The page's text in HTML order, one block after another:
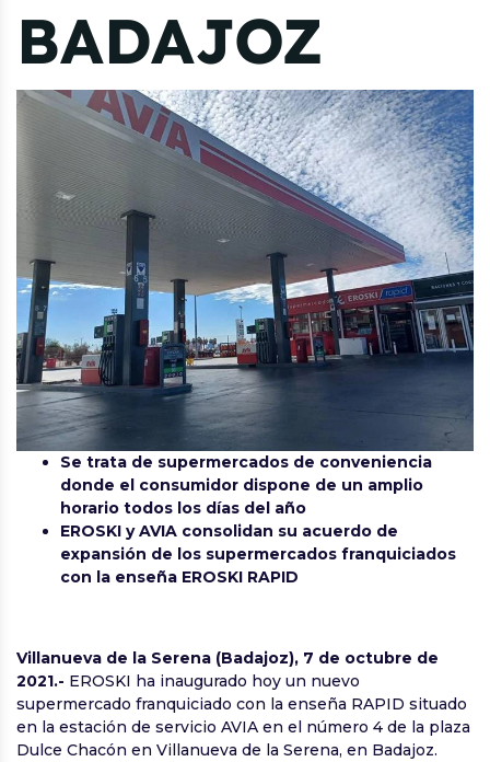
BADAJOZ
Se trata de supermercados de conveniencia
donde el consumidor dispone de un amplio
horario todos los días del año
EROSKI y AVIA consolidan su acuerdo de
expansión de los supermercados franquiciados
con la enseña EROSKI RAPID
Villanueva de la Serena (Badajoz), 7 de octubre de
2021.- EROSKI ha inaugurado hoy un nuevo
supermercado franquiciado con la enseña RAPID situado
en la estación de servicio AVIA en el número 4 de la plaza
Dulce Chacón en Villanueva de la Serena, en Badajoz.